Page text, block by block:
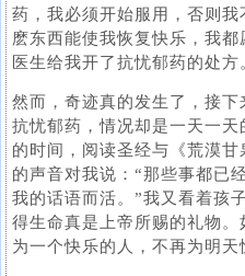
药，我必须开始服用，否则
麽东西能使我恢复快乐，我都
医生给我开了抗忧郁药的处方
然而，奇迹真的发生了，接
抗忧郁药，情况却是一天一
的时间，阅读圣经与《荒漠
的声音对我说：“那些事都已
我的话语而活。”我又看着孩
得生命真是上帝所赐的礼物
为一个快乐的人，不再为明天